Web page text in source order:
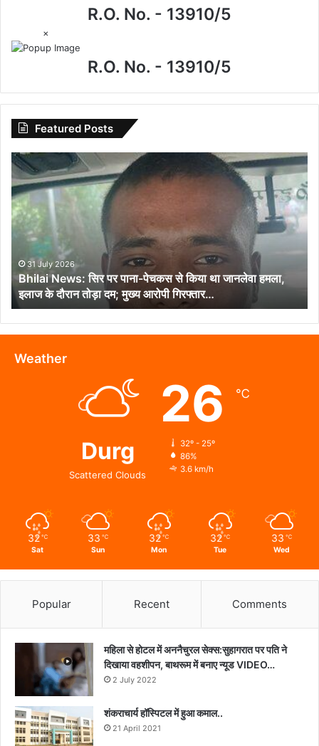
R.O. No. - 13910/5
×
R.O. No. - 13910/5
Featured Posts
Bhilai
News:
सिर
पर
पाना-
पेचकस
किया
था
जानलेवा
हमला,
इलाज
के
दौरान
31 July 2026
Bhilai News: सिर पर पाना-पेचकस से किया था जानलेवा हमला,
इलाज के दौरान तोड़ा दम; मुख्य आरोपी गिरफ्तार…
Weather
Durg
Scattered Clouds
26 ℃
32º - 25º
86%
3.6 km/h
32 ℃
Sat
33 ℃
Sun
32 ℃
Mon
32 ℃
Tue
33 ℃
Wed
Popular Recent Comments
महिला से होटल में अननैचुरल सेक्स:सुहागरात पर पति ने
दिखाया वहशीपन, बाथरूम में बनाए न्यूड VIDEO…
2 July 2022
शंकराचार्य हॉस्पिटल में हुआ कमाल..
21 April 2021